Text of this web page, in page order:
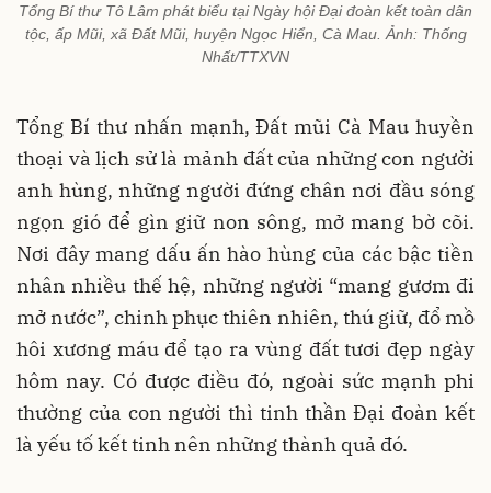
Tổng Bí thư Tô Lâm phát biểu tại Ngày hội Đại đoàn kết toàn dân
tộc, ấp Mũi, xã Đất Mũi, huyện Ngọc Hiển, Cà Mau. Ảnh: Thống
Nhất/TTXVN
Tổng Bí thư nhấn mạnh, Đất mũi Cà Mau huyền
thoại và lịch sử là mảnh đất của những con người
anh hùng, những người đứng chân nơi đầu sóng
ngọn gió để gìn giữ non sông, mở mang bờ cõi.
Nơi đây mang dấu ấn hào hùng của các bậc tiền
nhân nhiều thế hệ, những người “mang gươm đi
mở nước”, chinh phục thiên nhiên, thú giữ, đổ mồ
hôi xương máu để tạo ra vùng đất tươi đẹp ngày
hôm nay. Có được điều đó, ngoài sức mạnh phi
thường của con người thì tinh thần Đại đoàn kết
là yếu tố kết tinh nên những thành quả đó.